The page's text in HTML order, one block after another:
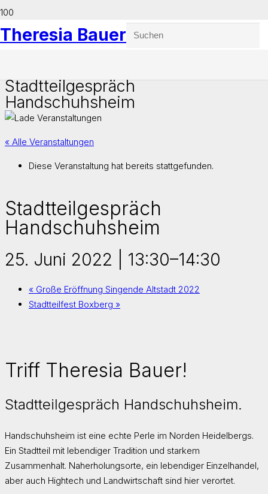
Theresia Bauer
Stadtteilgespräch
Handschuhsheim
« Alle Veranstaltungen
Diese Veranstaltung hat bereits stattgefunden.
Stadtteilgespräch
Handschuhsheim
25. Juni 2022 | 13:30–14:30
« Große Eröffnung Singende Altstadt 2022
Stadtteilfest Boxberg »
Triff Theresia Bauer!
Stadtteilgespräch Handschuhsheim.
Handschuhsheim ist eine echte Perle im Norden Heidelbergs.
Ein Stadtteil mit lebendiger Tradition und starkem
Zusammenhalt. Naherholungsorte, ein lebendiger Einzelhandel,
aber auch Hightech und Landwirtschaft sind hier verortet.